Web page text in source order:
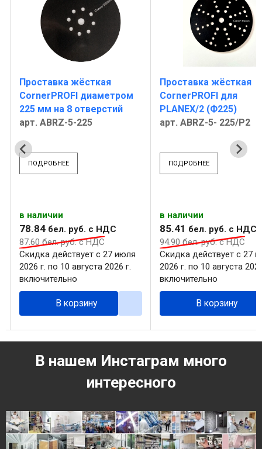
Проставка жёсткая
CornerPROFI диаметром
225 мм на 8 отверстий
арт. ABRZ-5-225
ПОДРОБНЕЕ
в наличии
78.84 бел. руб. с НДС
87.60бел. руб. с НДС
Скидка действует с 27 июля
2026 г. по 10 августа 2026 г.
включительно
В корзину
Проставка жёсткая
CornerPROFI для
PLANEX/2 (Ф225)
арт. ABRZ-5- 225/P2
ПОДРОБНЕЕ
в наличии
85.41 бел. руб. с НДС
94.90бел. руб. с НДС
Скидка действует с 27
2026 г. по 10 августа
включительно
В корзину
В нашем Инстаграм много
интересного